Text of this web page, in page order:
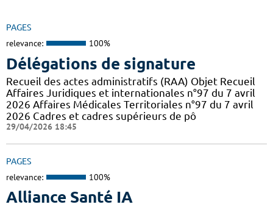
PAGES
relevance: 100%
Délégations de signature
Recueil des actes administratifs (RAA) Objet Recueil
Affaires Juridiques et internationales n°97 du 7 avril
2026 Affaires Médicales Territoriales n°97 du 7 avril
2026 Cadres et cadres supérieurs de pô
29/04/2026 18:45
PAGES
relevance: 100%
Alliance Santé IA